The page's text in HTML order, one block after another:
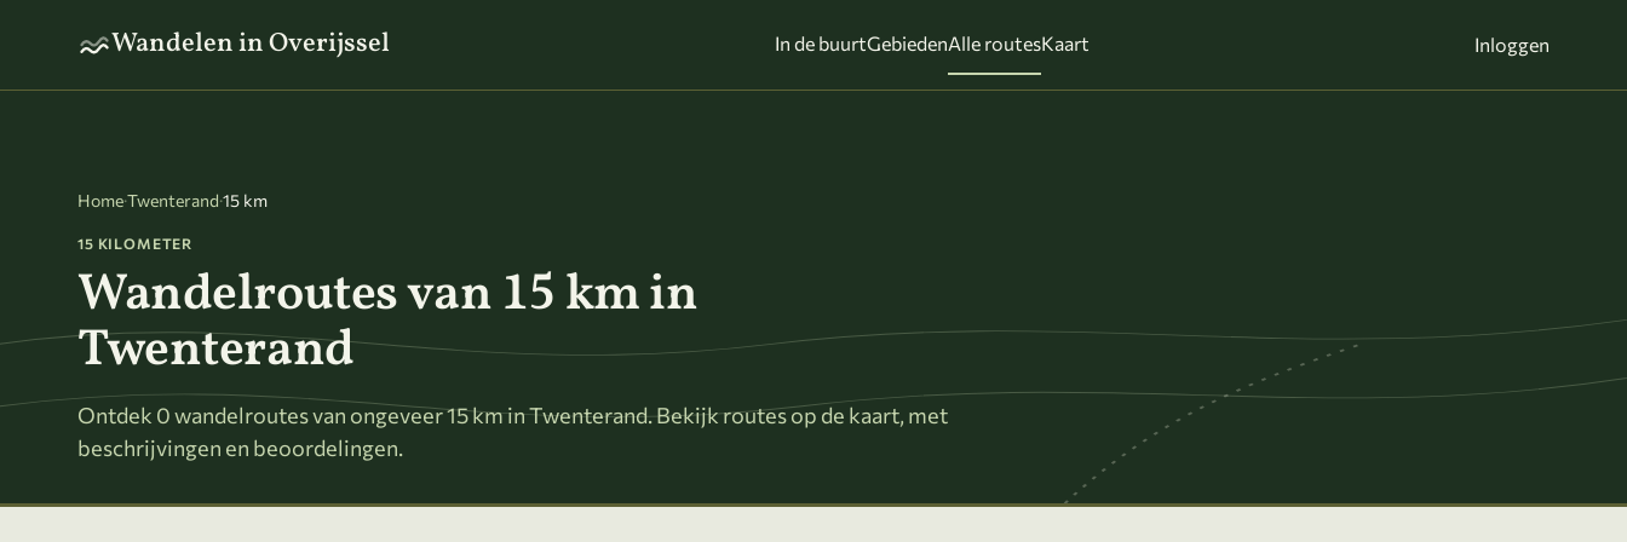
Wandelen in Overijssel In de buurtGebiedenAlle routesKaart Inloggen
Home·Twenterand·15 km
15 KILOMETER
Wandelroutes van 15 km in
Twenterand
Ontdek 0 wandelroutes van ongeveer 15 km in Twenterand. Bekijk routes op de kaart, met
beschrijvingen en beoordelingen.